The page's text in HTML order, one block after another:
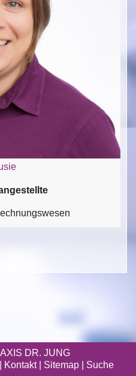
DR. JUNG
| Kontakt | Sitemap Suche